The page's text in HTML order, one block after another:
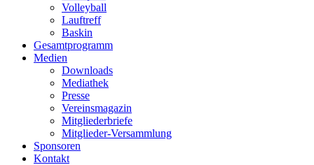
Volleyball
Lauftreff
Baskin
Gesamtprogramm
Medien
Downloads
Mediathek
Presse
Vereinsmagazin
Mitgliederbriefe
Mitglieder-Versammlung
Sponsoren
Kontakt